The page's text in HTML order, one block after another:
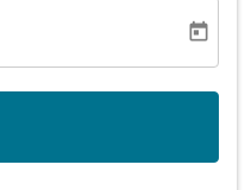
today